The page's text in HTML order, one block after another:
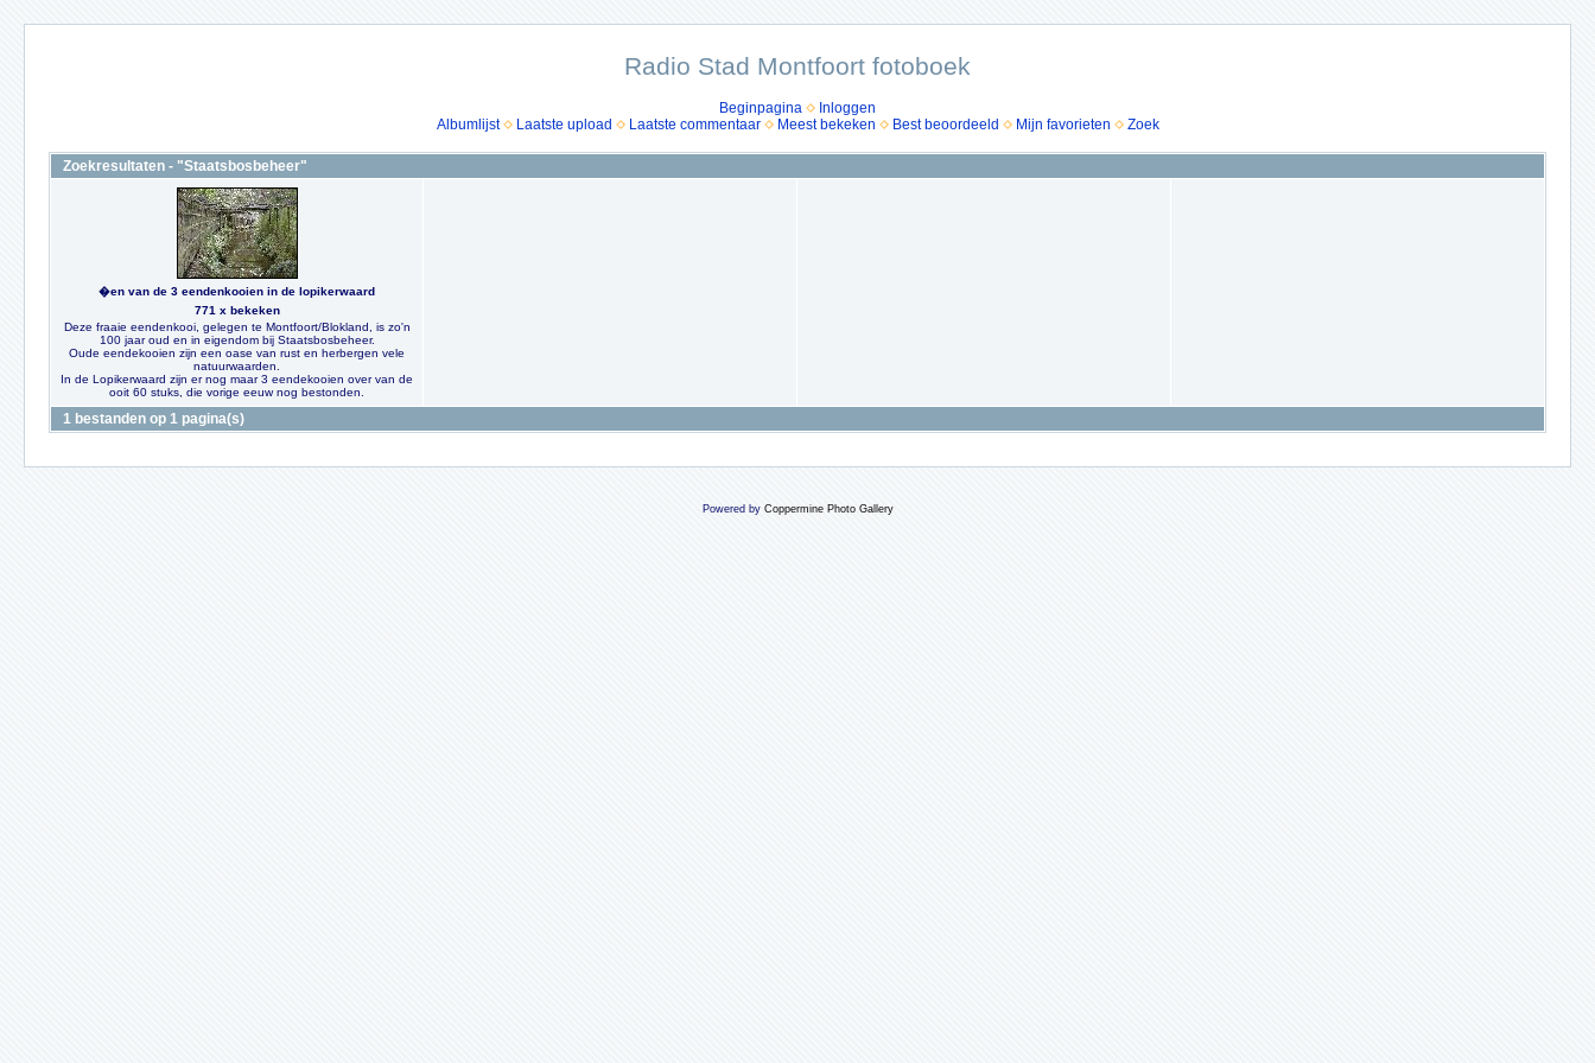
Radio Stad Montfoort fotoboek
Beginpagina
Inloggen
Albumlijst
Laatste upload Laatste commentaar Meest bekeken Best beoordeeld Mijn favorieten Zoek
Zoekresultaten - "Staatsbosbeheer"
�en van de 3 eendenkooien in de lopikerwaard
771 x bekeken
Deze fraaie eendenkooi, gelegen te Montfoort/Blokland, is zo'n
100 jaar oud en in eigendom bij Staatsbosbeheer.
Oude eendekooien zijn een oase van rust en herbergen vele
natuurwaarden.
In de Lopikerwaard zijn er nog maar 3 eendekooien over van de
ooit 60 stuks, die vorige eeuw nog bestonden.
1 bestanden op 1 pagina(s)
Powered by Coppermine Photo Gallery